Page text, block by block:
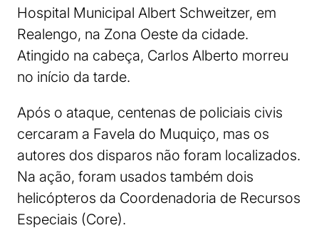
Hospital Municipal Albert Schweitzer, em
Realengo, na Zona Oeste da cidade.
Atingido na cabeça, Carlos Alberto morreu
no início da tarde.
Após o ataque, centenas de policiais civis
cercaram a Favela do Muquiço, mas os
autores dos disparos não foram localizados.
Na ação, foram usados também dois
helicópteros da Coordenadoria de Recursos
Especiais (Core).